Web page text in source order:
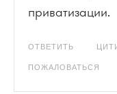
приватизации.
ОТВЕТИТЬ
ПОЖАЛОВАТЬСЯ